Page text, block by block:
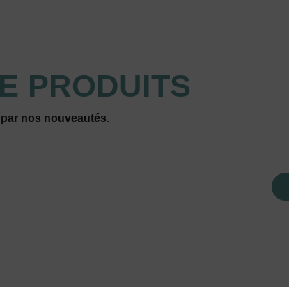
PRODUITS
nos nouveautés.